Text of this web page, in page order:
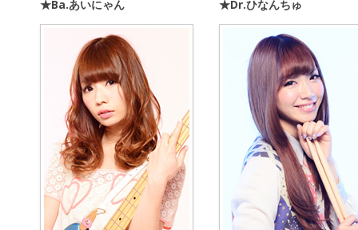
★Ba.あいにゃん ★Dr.ひなんちゅ